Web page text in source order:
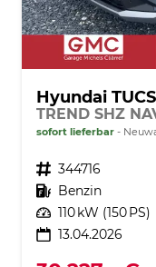
Hyundai
TREND SHZ
sofort lieferbar
Fahrzeugnr. 344716
Kraftstoff Benzin
Leistung 110 kW (150 PS)
13.04.2026